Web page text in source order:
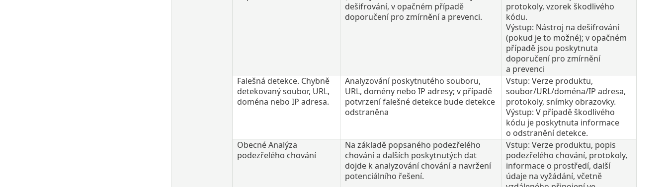
dešifrování, v opačném případě
doporučení pro zmírnění a prevenci.
protokoly, vzorek škodlivého
kódu.
Výstup: Nástroj na dešifrování
(pokud je to možné); v opačném
případě jsou poskytnuta
doporučení pro zmírnění
a prevenci
Falešná detekce. Chybně
detekovaný soubor, URL,
doména nebo IP adresa.
Analyzování poskytnutého souboru,
URL, domény nebo IP adresy; v případě
potvrzení falešné detekce bude detekce
odstraněna
Vstup: Verze produktu,
soubor/URL/doména/IP adresa,
protokoly, snímky obrazovky.
Výstup: V případě škodlivého
kódu je poskytnuta informace
o odstranění detekce.
Obecné Analýza
podezřelého chování
Na základě popsaného podezřelého
chování a dalších poskytnutých dat
dojde k analyzování chování a navržení
potenciálního řešení.
Vstup: Verze produktu, popis
podezřelého chování, protokoly,
informace o prostředí, další
údaje na vyžádání, včetně